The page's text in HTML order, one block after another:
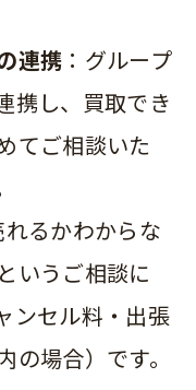
連携 ：グループ
携し、買取でき
てご相談いた
れるかわからな
いうご相談に
ンセル料・出張
場合）です。